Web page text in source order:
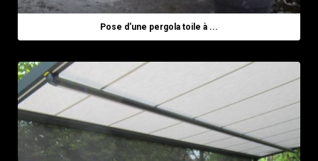
Pose d'une pergola toile à ...